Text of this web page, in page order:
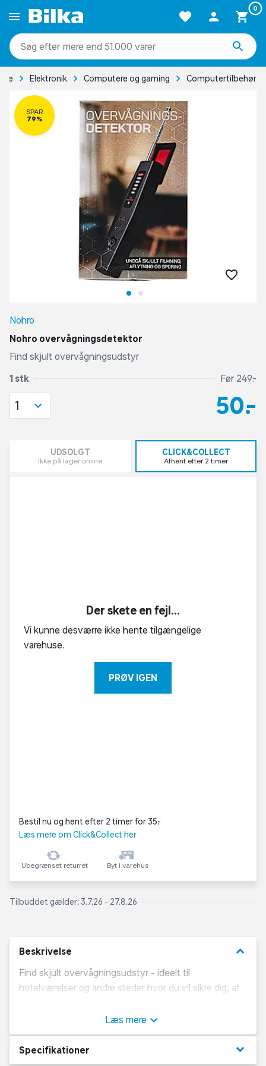
0
mere end 51.000 varer
Elektronik Computere og gaming Computertilbehør
SPAR
79%
Nohro
Nohro overvågningsdetektor
Find skjult overvågningsudstyr
1 stk Før 249,-
50,-
1
UDSOLGT
Ikke på lager online
CLICK&COLLECT
Afhent efter 2 timer
Der skete en fejl...
Vi kunne desværre ikke hente tilgængelige
varehuse.
PRØV IGEN
Bestil nu og hent efter 2 timer for 35,-
Læs mere om Click&Collect her
Ubegrænset returret Byt i varehus
Tilbuddet gælder: 3.7.26 - 27.8.26
Beskrivelse keyboard_arrow_down
Find skjult overvågningsudstyr - ideelt til
hotelværelser og andre steder hvor du vil sikre dig, at
Overvågningsdetektoren kan registrere de fleste typer
kameraer samt enheder med aflytning og sporing. Rejs
trygt uden skjult filmning, aflytning, og sporing.
Læs mere
Specifikationer keyboard_arrow_down